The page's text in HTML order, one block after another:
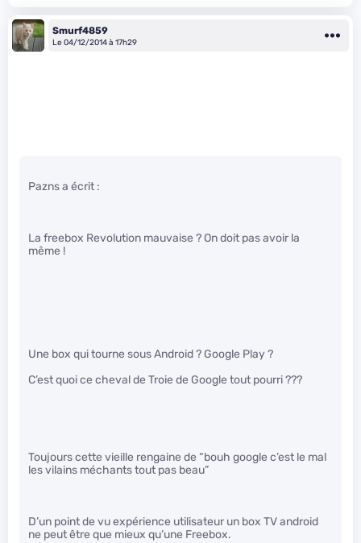
Smurf4859
Le 04/12/2014 à 17h29
Pazns a écrit :
La freebox Revolution mauvaise ? On doit pas avoir la
même !
Une box qui tourne sous Android ? Google Play ?
C’est quoi ce cheval de Troie de Google tout pourri ???
Toujours cette vieille rengaine de “bouh google c’est le mal
les vilains méchants tout pas beau”
D’un point de vu expérience utilisateur un box TV android
ne peut être que mieux qu’une Freebox.